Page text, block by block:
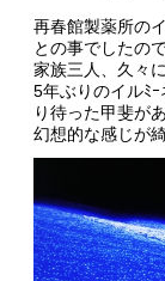
再春館製薬所の
との事でしたの
家族三人、久々
5年ぶりのイルﾐ
り待った甲斐が
幻想的な感じが